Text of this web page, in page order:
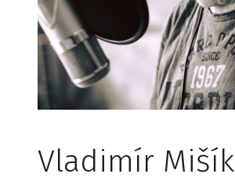
Vladimír Mišík